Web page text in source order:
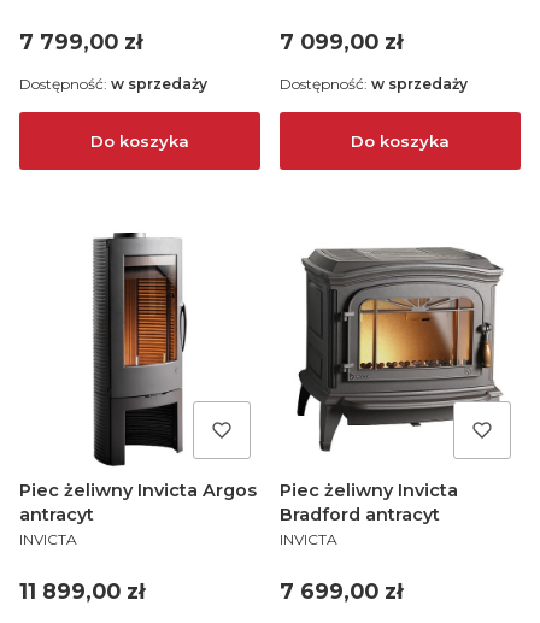
Cena
7 799,00 zł
Do koszyka
Dostępność: w sprzedaży
Cena
7 099,00 zł
Do koszyka
Dostępność: w sprzedaży
Piec żeliwny Invicta Argos
antracyt
PRODUCENT
INVICTA
Cena
11 899,00 zł
Piec żeliwny Invicta
Bradford antracyt
PRODUCENT
INVICTA
Cena
7 699,00 zł